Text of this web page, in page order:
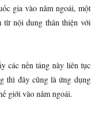
gia vào năm ngoái, một
từ nội dung thân thiện với
các nền tảng này liên tục
thì đây cũng là ứng dụng
giới vào năm ngoái.